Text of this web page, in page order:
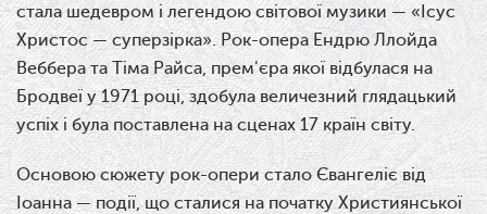
стала шедевром і легендою світової музики — «Ісус
Христос — суперзірка». Рок-опера Ендрю Ллойда
Веббера та Тіма Райса, прем'єра якої відбулася на
Бродвеї у 1971 році, здобула величезний глядацький
успіх і була поставлена на сценах 17 країн світу.
Основою сюжету рок-опери стало Євангеліє від
Іоанна — події, що сталися на початку Християнської